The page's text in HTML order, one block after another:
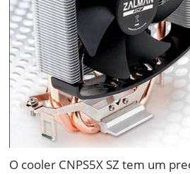
O cooler CNPS5X SZ tem um